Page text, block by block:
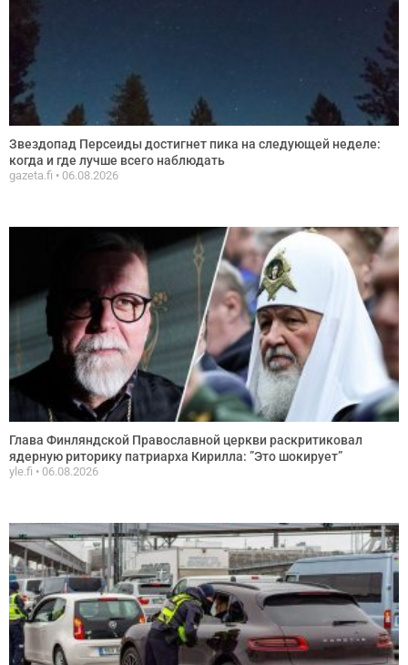
Звездопад Персеиды достигнет пика на следующей неделе:
когда и где лучше всего наблюдать
gazeta.fi 06.08.2026
Глава Финляндской Православной церкви раскритиковал
ядерную риторику патриарха Кирилла: ”Это шокирует”
yle.fi 06.08.2026